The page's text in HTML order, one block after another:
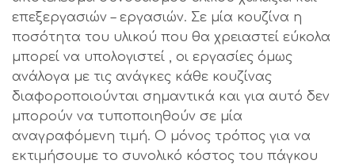
επεξεργασιών – εργασιών. Σε μία κουζίνα η
ποσότητα του υλικού που θα χρειαστεί εύκολα
μπορεί να υπολογιστεί , οι εργασίες όμως
ανάλογα με τις ανάγκες κάθε κουζίνας
διαφοροποιούνται σημαντικά και για αυτό δεν
μπορούν να τυποποιηθούν σε μία
αναγραφόμενη τιμή. Ο μόνος τρόπος για να
εκτιμήσουμε το συνολικό κόστος του πάγκου